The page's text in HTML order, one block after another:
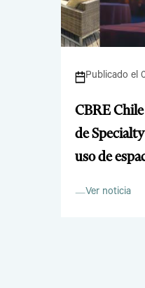
Publicado el
CBRE
de
uso de
Ver noticia